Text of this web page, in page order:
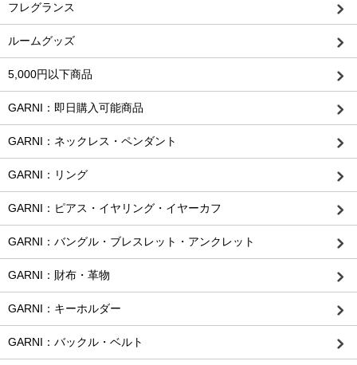
フレグランス
ルームグッズ
5,000円以下商品
GARNI：即日購入可能商品
GARNI：ネックレス・ペンダント
GARNI：リング
GARNI：ピアス・イヤリング・イヤーカフ
GARNI：バングル・ブレスレット・アンクレット
GARNI：財布・革物
GARNI：キーホルダー
GARNI：バックル・ベルト